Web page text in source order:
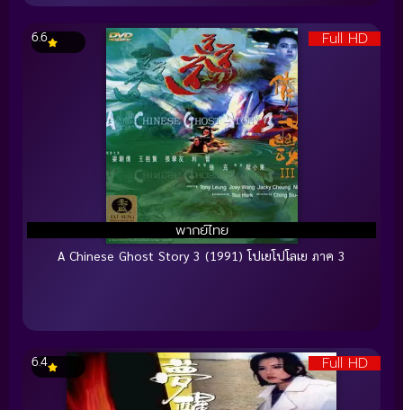
Full HD
พากย์ไทย
6.6
A Chinese Ghost Story 3 (1991) โปเยโปโลเย ภาค 3
Full HD
6.4